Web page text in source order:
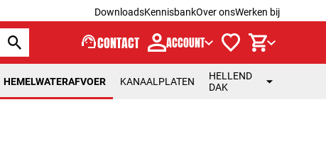
DownloadsKennisbankOver onsWerken bij
support_agentCONTACT ACCOUNT
HEMELWATERAFVOER KANAALPLATEN
HELLEND
DAK